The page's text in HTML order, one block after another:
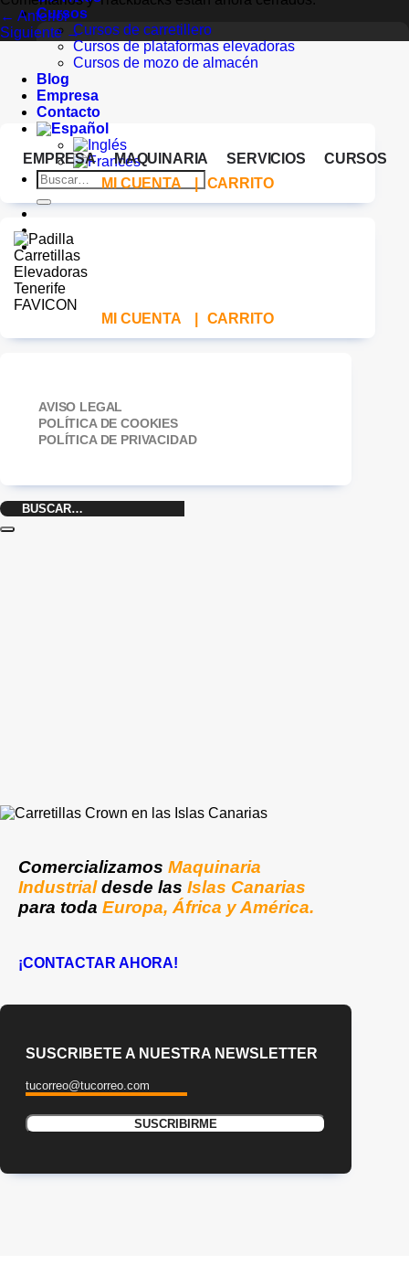
Cursos
Cursos de carretillero
Cursos de plataformas elevadoras
Cursos de mozo de almacén
Blog
Empresa
Contacto
Buscar
por:
← Anterior
Siguiente →
EMPRESA MAQUINARIA SERVICIOS
CURSOS
MI CUENTA
CARRITO
MI CUENTA CARRITO
AVISO LEGAL
POLÍTICA DE COOKIES
POLÍTICA DE PRIVACIDAD
Buscar
por:
Comercializamos Maquinaria
Industrialdesde las Islas Canarias
para toda Europa, África y América.
¡CONTACTAR AHORA!
SUSCRIBETE A NUESTRA NEWSLETTER